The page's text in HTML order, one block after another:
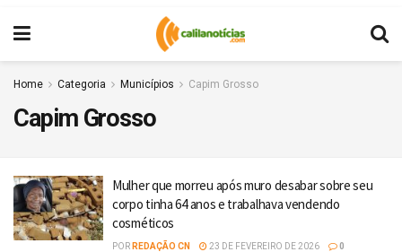
Home Categoria Municípios Capim Grosso
Capim Grosso
Mulher que morreu após muro desabar sobre seu
corpo tinha 64 anos e trabalhava vendendo
cosméticos
POR REDAÇÃO CN 23 DE FEVEREIRO DE 2026 0